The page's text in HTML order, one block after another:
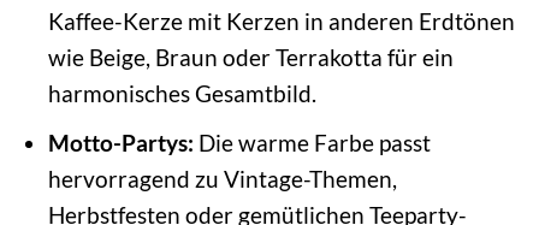
Kaffee-Kerze mit Kerzen in anderen Erdtönen
wie Beige, Braun oder Terrakotta für ein
harmonisches Gesamtbild.
Motto-Partys: Die warme Farbe passt
hervorragend zu Vintage-Themen,
Herbstfesten oder gemütlichen Teeparty-